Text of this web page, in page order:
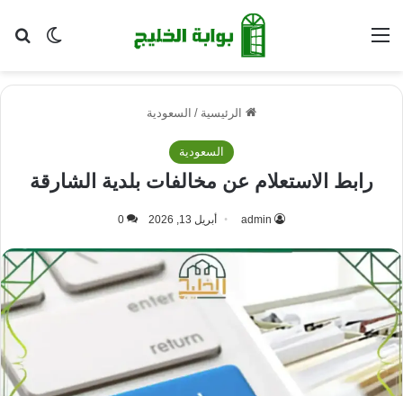
الوضع القائمة
الرئيسية / السعودية
السعودية
رابط الاستعلام عن مخالفات بلدية الشارقة
admin أبريل 13, 2026 0